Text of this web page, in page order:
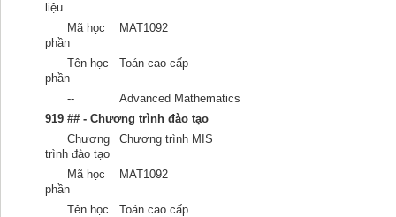
liệu
Mã học
phần
MAT1092
Tên học
phần
Toán cao cấp
--
Advanced Mathematics
919 ## - Chương trình đào tạo
Chương
trình đào tạo
Chương trình MIS
Mã học
phần
MAT1092
Tên học
Toán cao cấp